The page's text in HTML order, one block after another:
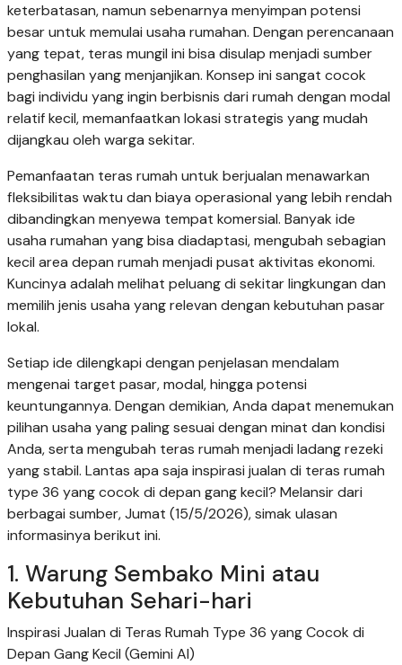
keterbatasan, namun sebenarnya menyimpan potensi
besar untuk memulai usaha rumahan. Dengan perencanaan
yang tepat, teras mungil ini bisa disulap menjadi sumber
penghasilan yang menjanjikan. Konsep ini sangat cocok
bagi individu yang ingin berbisnis dari rumah dengan modal
relatif kecil, memanfaatkan lokasi strategis yang mudah
dijangkau oleh warga sekitar.
Pemanfaatan teras rumah untuk berjualan menawarkan
fleksibilitas waktu dan biaya operasional yang lebih rendah
dibandingkan menyewa tempat komersial. Banyak ide
usaha rumahan yang bisa diadaptasi, mengubah sebagian
kecil area depan rumah menjadi pusat aktivitas ekonomi.
Kuncinya adalah melihat peluang di sekitar lingkungan dan
memilih jenis usaha yang relevan dengan kebutuhan pasar
lokal.
Setiap ide dilengkapi dengan penjelasan mendalam
mengenai target pasar, modal, hingga potensi
keuntungannya. Dengan demikian, Anda dapat menemukan
pilihan usaha yang paling sesuai dengan minat dan kondisi
Anda, serta mengubah teras rumah menjadi ladang rezeki
yang stabil. Lantas apa saja inspirasi jualan di teras rumah
type 36 yang cocok di depan gang kecil? Melansir dari
berbagai sumber, Jumat (15/5/2026), simak ulasan
informasinya berikut ini.
1. Warung Sembako Mini atau
Kebutuhan Sehari-hari
Inspirasi Jualan di Teras Rumah Type 36 yang Cocok di
Depan Gang Kecil (Gemini AI)